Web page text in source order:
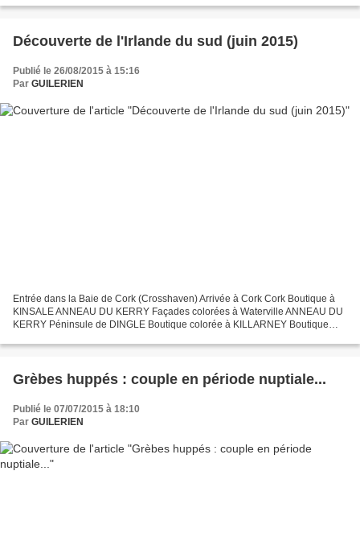
Découverte de l'Irlande du sud (juin 2015)
Publié le 26/08/2015 à 15:16
Par GUILERIEN
Entrée dans la Baie de Cork (Crosshaven) Arrivée à Cork Cork Boutique à
KINSALE ANNEAU DU KERRY Façades colorées à Waterville ANNEAU DU
KERRY Péninsule de DINGLE Boutique colorée à KILLARNEY Boutique
Grèbes huppés : couple en période nuptiale...
Publié le 07/07/2015 à 18:10
Par GUILERIEN